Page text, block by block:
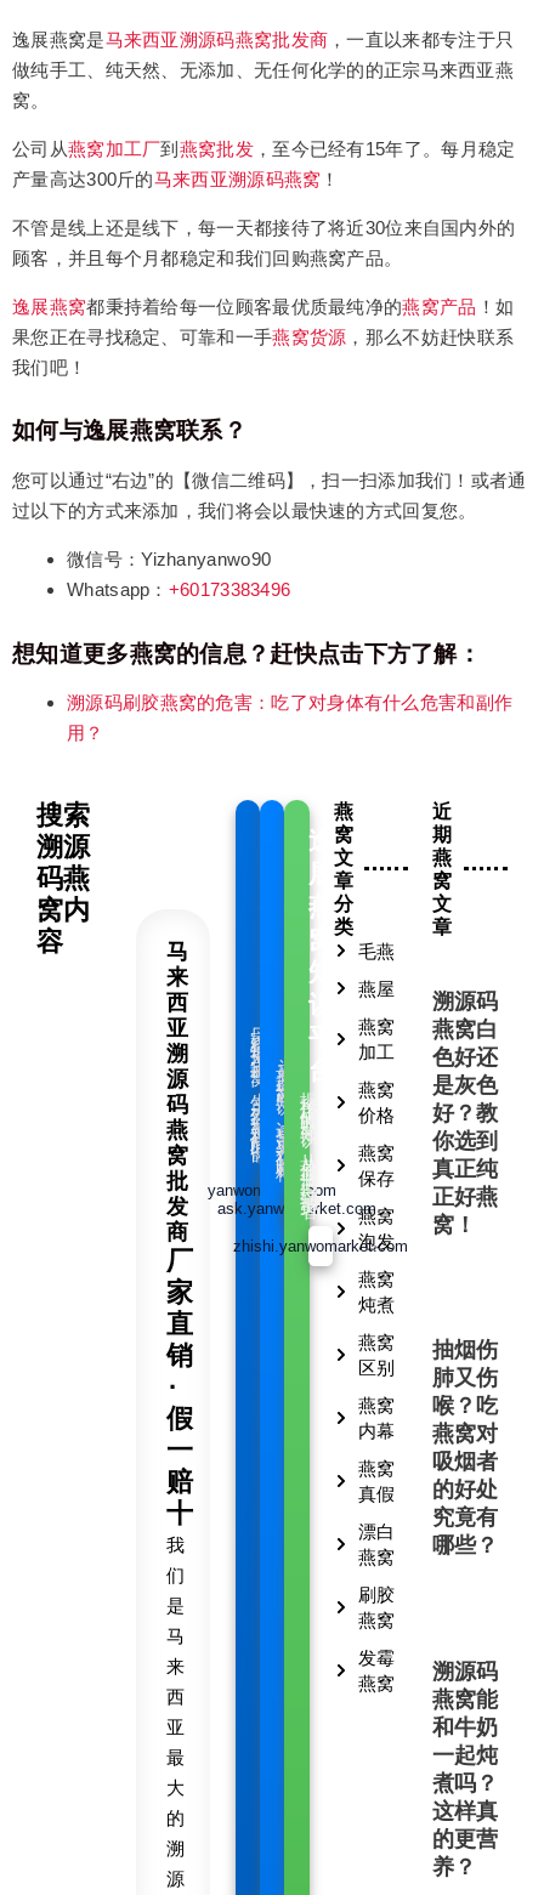
逸展燕窝是马来西亚溯源码燕窝批发商 ，一直以来都专注于只
做纯手工、纯天然、无添加、无任何化学的的正宗马来西亚燕
窝。
公司从燕窝加工厂到 燕窝批发，至今已经有15年了。每月稳定
产量高达300斤的马来西亚溯源码燕窝 ！
不管是线上还是线下，每一天都接待了将近30位来自国内外的
顾客，并且每个月都稳定和我们回购燕窝产品。
逸展燕窝都秉持着给每一位顾客最优质最纯净的燕窝产品 ！如
果您正在寻找稳定、可靠和一手燕窝货源 ，那么不妨赶快联系
我们吧！
如何与逸展燕窝联系？
您可以通过“右边”的【微信二维码】，扫一扫添加我们！或者通
过以下的方式来添加，我们将会以最快速的方式回复您。
微信号：Yizhanyanwo90
Whatsapp： +60173383496
想知道更多燕窝的信息？赶快点击下方了解：
溯源码刷胶燕窝的危害：吃了对身体有什么危害和副作
用？
搜索
溯源
码燕
窝内
容
马
来
西
亚
溯
源
码
燕
窝
批
发
商
厂
家
直
销
·
假
一
赔
十
我
们
是
马
来
西
亚
最
大
的
溯
源
厂
家
直
销
批
发
正
宗
燕
窝
生
产
天
然
燕
窝
是
我
们
的
使
命
yanwomarket.com
逸
燕
商
日
记
记
录
原
产
燕
窝
商
知
识
这
些
是
业
界
难
得
的
材
料
ask.yanwomarket.com
逸
展
燕
窝
知
识
平
台
揭
秘
正
确
的
燕
窝
知
识
从
燕
屋
燕
洞
工
厂
到
消
费
者
zhishi.yanwomarket.com
燕
窝
文
章
分
类
毛燕
燕屋
燕窝
加工
燕窝
价格
燕窝
保存
燕窝
泡发
燕窝
炖煮
燕窝
区别
燕窝
内幕
燕窝
真假
漂白
燕窝
刷胶
燕窝
发霉
燕窝
近
期
燕
窝
文
章
溯源码
燕窝白
色好还
是灰色
好？教
你选到
真正纯
正好燕
窝！
抽烟伤
肺又伤
喉？吃
燕窝对
吸烟者
的好处
究竟有
哪些？
溯源码
燕窝能
和牛奶
一起炖
煮吗？
这样真
的更营
养？